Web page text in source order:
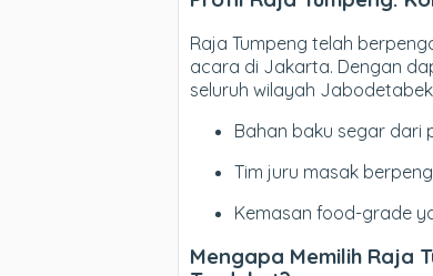
Raja Tumpeng telah
acara di Jakarta. Dengan
seluruh wilayah
Bahan baku segar dari
Tim juru masak
Kemasan food-grade
Mengapa Memilih Raja